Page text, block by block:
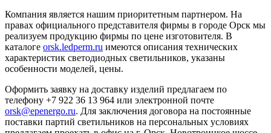
Компания является нашим приоритетным партнером. На
правах официального представителя фирмы в городе Орск мы
реализуем продукцию фирмы по цене изготовителя. В
каталоге orsk.ledperm.ru имеются описания технических
характеристик светодиодных светильников, указаны
особенности моделей, цены.
Оформить заявку на доставку изделий предлагаем по
телефону +7 922 36 13 964 или электронной почте
orsk@epenergo.ru. Для заключения договора на постоянные
поставки партий светильников на персональных условиях